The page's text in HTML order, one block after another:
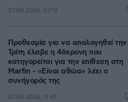
07.08.2026, 07:16
Προθεσμία για να απολογηθεί την
Τρίτη έλαβε η 46χρονη που
κατηγορείται για την επίθεση στη
Marfin - «Είναι αθώα» λέει ο
συνήγορός της
07.08.2026, 11:41